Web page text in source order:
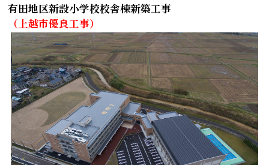
有田地区新設小学校校舎棟新築工事
（上越市優良工事）